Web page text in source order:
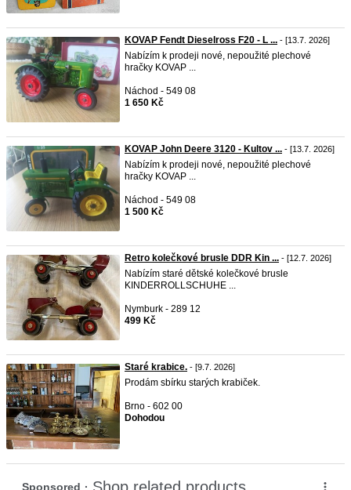
KOVAP Fendt Dieselross F20 - L ... - [13.7. 2026]
Nabízím k prodeji nové, nepoužité plechové
hračky KOVAP ...
Náchod - 549 08
1 650 Kč
KOVAP John Deere 3120 - Kultov ... - [13.7. 2026]
Nabízím k prodeji nové, nepoužité plechové
hračky KOVAP ...
Náchod - 549 08
1 500 Kč
Retro kolečkové brusle DDR Kin ... - [12.7. 2026]
Nabízím staré dětské kolečkové brusle
KINDERROLLSCHUHE ...
Nymburk - 289 12
499 Kč
Staré krabice. - [9.7. 2026]
Prodám sbírku starých krabiček.
Brno - 602 00
Dohodou